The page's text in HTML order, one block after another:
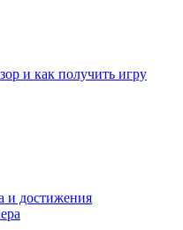
и как получить игру
и достижения